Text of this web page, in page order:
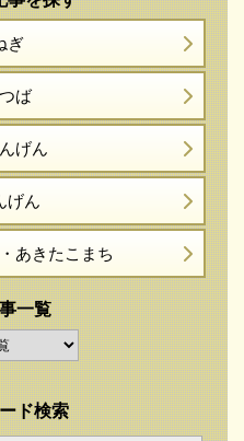
ぎ
ば
げん
げん
あきたこまち
一覧
ド検索